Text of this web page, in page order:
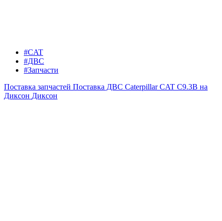
#CAT
#ДВС
#Запчасти
Поставка запчастей Поставка ДВС Caterpillar CAT C9.3B на
Диксон Диксон